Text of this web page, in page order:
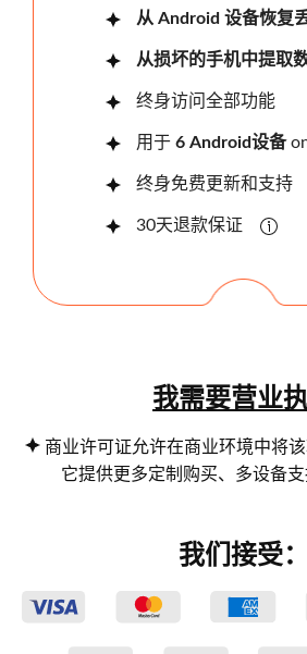
从 Android 设备恢复
从损坏的手机中提取
终身访问全部功能
用于 6 And​​roid设备
终身免费更新和支持
30天退款保证
我需要营业
商业许可证允许在商业环境中将
它提供更多定制购买、多设备支
我们接受：